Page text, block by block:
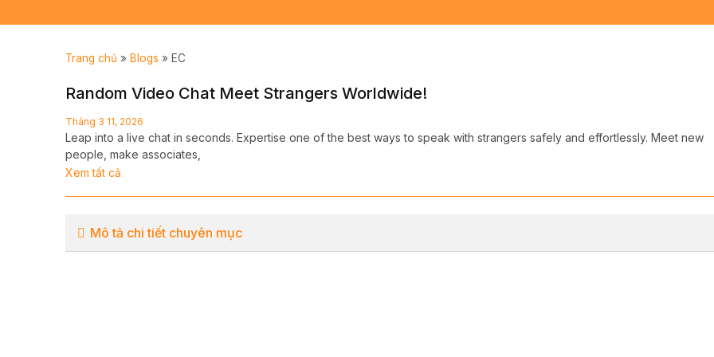
Trang chủ » Blogs » EC
Random Video Chat Meet Strangers Worldwide!
Tháng 3 11, 2026
Leap into a live chat in seconds. Expertise one of the best ways to speak with strangers safely and effortlessly. Meet new
people, make associates,
Xem tất cả
Mô tả chi tiết chuyên mục